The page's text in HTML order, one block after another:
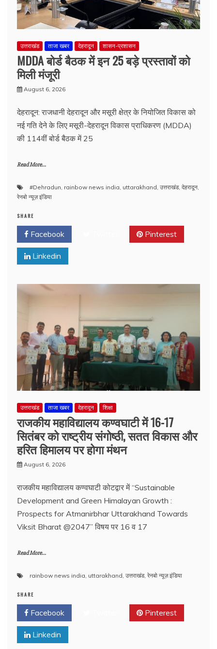
उत्तराखंड ताजा खबर देहरादून शासन-प्रशासन
MDDA बोर्ड बैठक में इन 25 बड़े प्रस्तावों को
मिली मंजूरी
August 6, 2026
देहरादून: राजधानी देहरादून और मसूरी क्षेत्र के नियोजित विकास को
नई गति देने के लिए मसूरी-देहरादून विकास प्राधिकरण (MDDA)
की 114वीं बोर्ड बैठक में 25
Read More...
#Dehradun, rainbow news india, uttarakhand, उत्तराखंड, देहरादून,
रेनबो न्यूज़ इंडिया
SHARE
Facebook Pinterest
Linkedin
उत्तराखंड ताजा खबर देहरादून शिक्षा
राजकीय महाविद्यालय कण्वघाटी में 16-17
सितंबर को राष्ट्रीय संगोष्ठी, सतत विकास और
हरित हिमालय पर होगा मंथन
August 6, 2026
राजकीय महाविद्यालय कण्वघाटी कोटद्वार में “Sustainable
Development and Green Himalayan Growth :
Prospects for Atmanirbhar Uttarakhand Towards
Viksit Bharat @2047” विषय पर 16 व 17
Read More...
rainbow news india, uttarakhand, उत्तराखंड, रेनबो न्यूज़ इंडिया
SHARE
Facebook Pinterest
Linkedin